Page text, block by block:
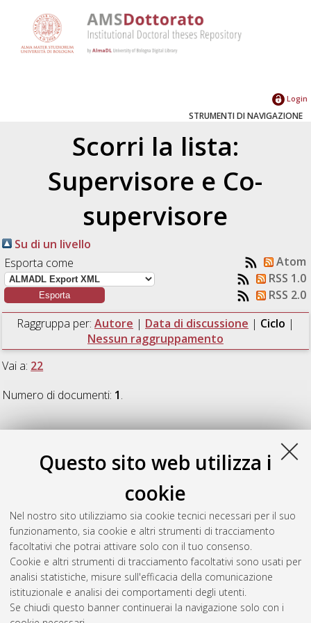
Questo sito web utilizza i
cookie
Nel nostro sito utilizziamo sia cookie tecnici necessari per il suo
funzionamento, sia cookie e altri strumenti di tracciamento
facoltativi che potrai attivare solo con il tuo consenso.
Cookie e altri strumenti di tracciamento facoltativi sono usati per
analisi statistiche, misure sull'efficacia della comunicazione
istituzionale e analisi dei comportamenti degli utenti.
Se chiudi questo banner continuerai la navigazione solo con i
Login
STRUMENTI DI NAVIGAZIONE
Scorri la lista:
Supervisore e Co-
supervisore
Su di un livello
Esporta come
Atom
RSS 1.0
RSS 2.0
Raggruppa per: Autore | Data di discussione | Ciclo |
Nessun raggruppamento
Vai a: 22
Numero di documenti: 1.
22
Righini, Simona(2010) The Enhanced Single-dish Control
System and wide surveys of compact sources
thesis], Alma Mater Studiorum Università di Bologna.
Dottorato di ricerca inAstronomia, 22 Ciclo. DOI
10.6092/unibo/amsdottorato/2634.
Questa lista e' stata generata il Thu Aug 6 20:46:14 2026